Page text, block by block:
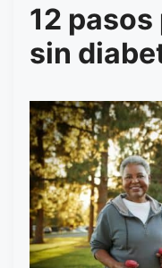
12
sin